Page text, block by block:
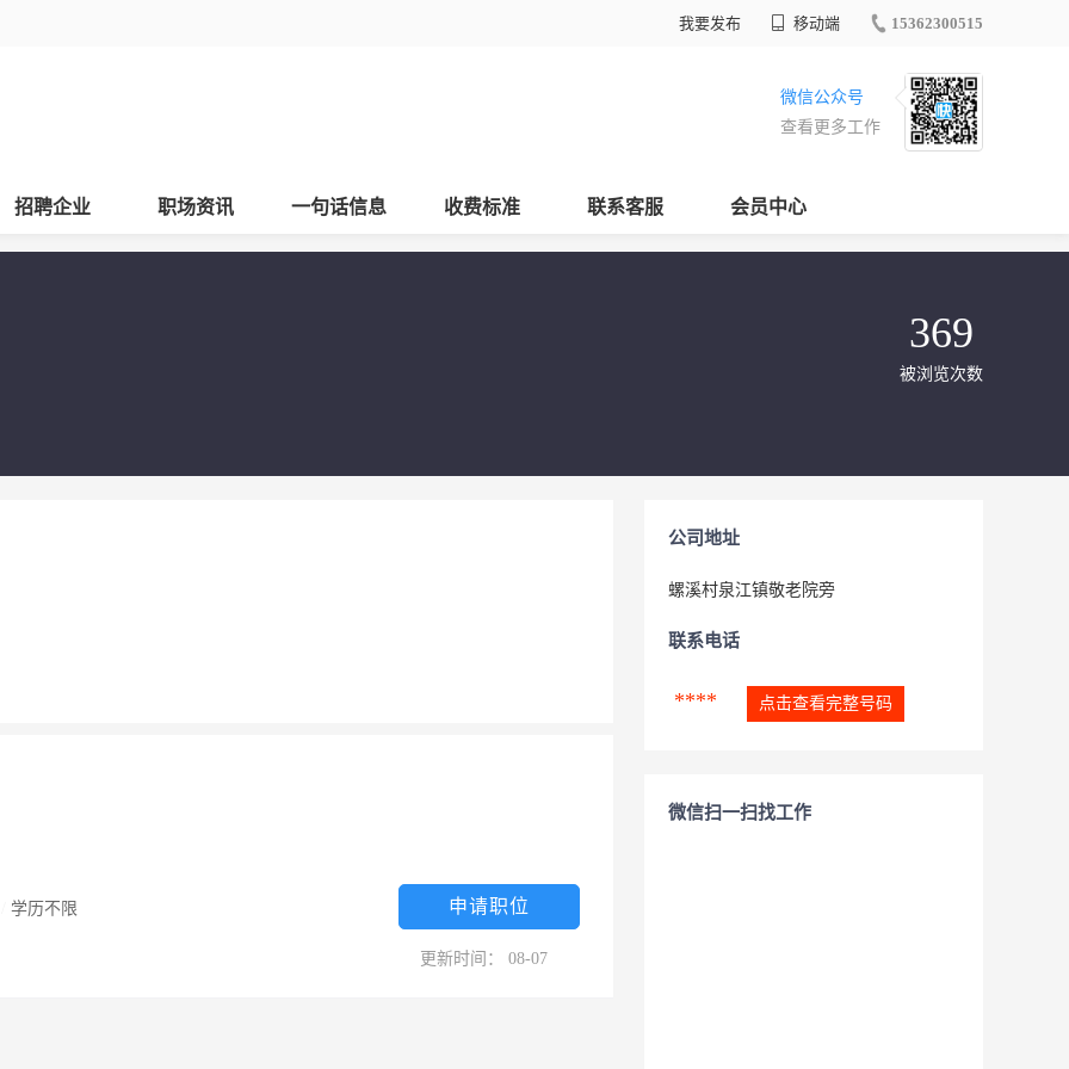
我要发布 移动端 15362300515
微信公众号
查看更多工作
招聘企业 职场资讯 一句话信息 收费标准 联系客服 会员中心
369
被浏览次数
学历不限 申请职位
更新时间： 08-07
公司地址
螺溪村泉江镇敬老院旁
联系电话
**** 点击查看完整号码
微信扫一扫找工作